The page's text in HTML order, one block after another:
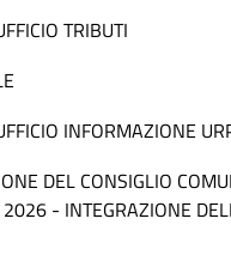
TRIBUTI
INFORMAZIONE
DEL CONSIGLIO
- INTEGRAZIONE